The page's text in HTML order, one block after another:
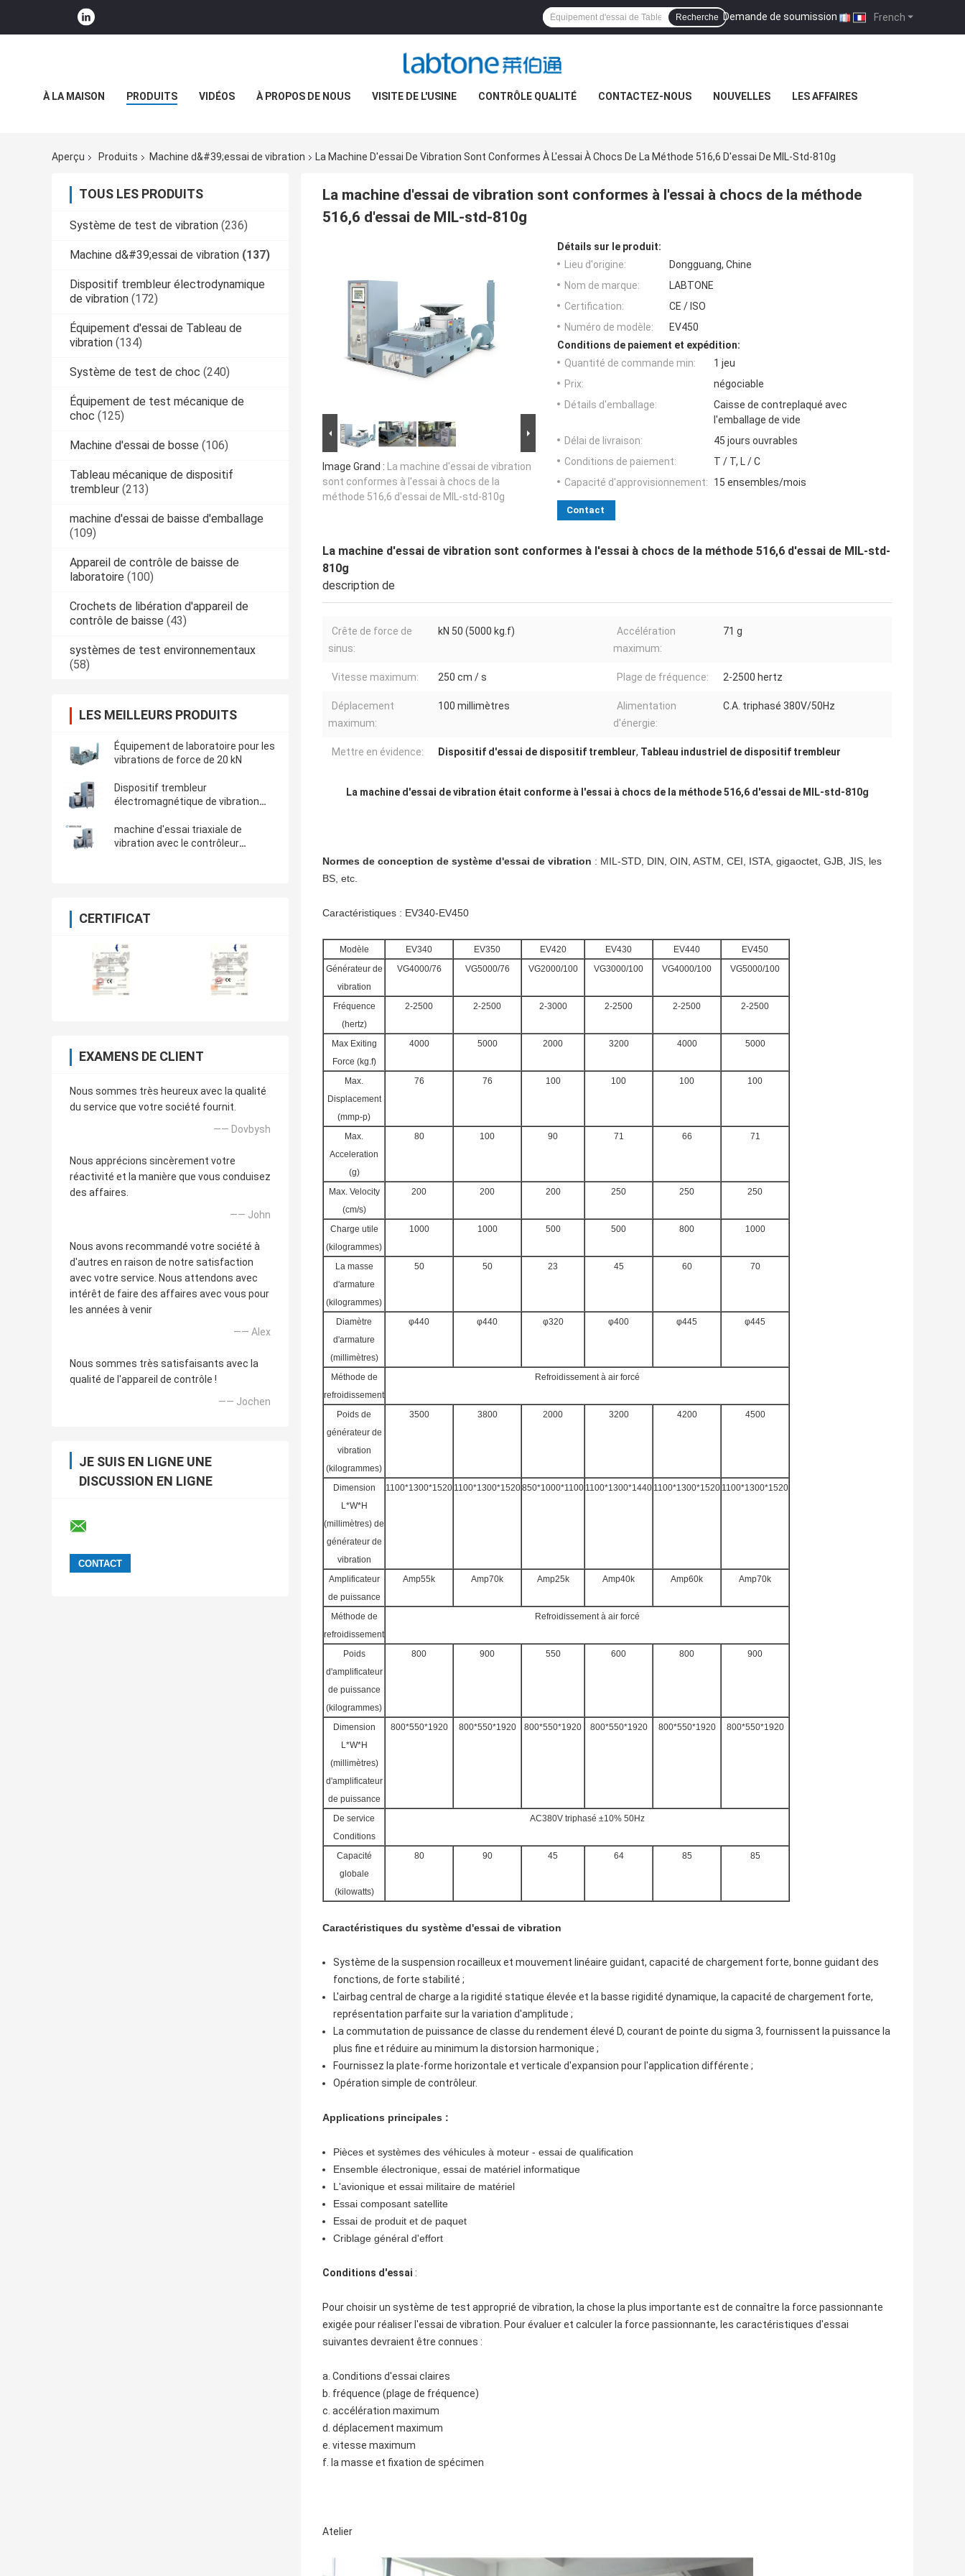
French
Demande de soumission |
Recherche
À LA MAISON PRODUITS VIDÉOS À PROPOS DE NOUS VISITE DE L'USINE CONTRÔLE QUALITÉ CONTACTEZ-NOUS NOUVELLES LES AFFAIRES
Aperçu Produits Machine d&#39;essai de vibration La Machine D'essai De Vibration Sont Conformes À L'essai À Chocs De La Méthode 516,6 D'essai De MIL-Std-810g
TOUS LES PRODUITS
Système de test de vibration (236)
Machine d&#39;essai de vibration (137)
Dispositif trembleur électrodynamique
de vibration (172)
Équipement d'essai de Tableau de
vibration (134)
Système de test de choc (240)
Équipement de test mécanique de
choc (125)
Machine d'essai de bosse (106)
Tableau mécanique de dispositif
trembleur (213)
machine d'essai de baisse d'emballage
(109)
Appareil de contrôle de baisse de
laboratoire (100)
Crochets de libération d'appareil de
contrôle de baisse (43)
systèmes de test environnementaux
(58)
LES MEILLEURS PRODUITS
Équipement de laboratoire pour les
vibrations de force de 20 kN
Dispositif trembleur
électromagnétique de vibration
vibration de produit
machine d'essai triaxiale de
vibration avec le contrôleur
CERTIFICAT
EXAMENS DE CLIENT
Nous sommes très heureux avec la qualité
du service que votre société fournit.
—— Dovbysh
Nous apprécions sincèrement votre
réactivité et la manière que vous conduisez
des affaires.
—— John
Nous avons recommandé votre société à
d'autres en raison de notre satisfaction
avec votre service. Nous attendons avec
intérêt de faire des affaires avec vous pour
les années à venir
—— Alex
Nous sommes très satisfaisants avec la
qualité de l'appareil de contrôle !
—— Jochen
JE SUIS EN LIGNE UNE
DISCUSSION EN LIGNE
La machine d'essai de vibration sont conformes à l'essai à chocs de la méthode
516,6 d'essai de MIL-std-810g
Image Grand : La machine d'essai de vibration
sont conformes à l'essai à chocs de la
méthode 516,6 d'essai de MIL-std-810g
Détails sur le produit:
Lieu d'origine:
Dongguang, Chine
Nom de marque:
LABTONE
Certification:
CE / ISO
Numéro de modèle:
EV450
Conditions de paiement et expédition:
Quantité de commande min:
1 jeu
Prix:
négociable
Détails d'emballage:
Caisse de contreplaqué avec
l'emballage de vide
Délai de livraison:
45 jours ouvrables
Conditions de paiement:
T / T, L / C
Capacité d'approvisionnement:
15 ensembles/mois
Contact
La machine d'essai de vibration sont conformes à l'essai à chocs de la méthode 516,6 d'essai de MIL-std-
810g
description de
Crête de force de
sinus:
kN 50 (5000 kg.f)
Accélération
maximum:
71 g
Vitesse maximum: 250 cm / s Plage de fréquence: 2-2500 hertz
Déplacement
maximum:
100 millimètres
Alimentation
d'énergie:
C.A. triphasé 380V/50Hz
Mettre en évidence: Dispositif d'essai de dispositif trembleur, Tableau industriel de dispositif trembleur
La machine d'essai de vibration était conforme à l'essai à chocs de la méthode 516,6 d'essai de MIL-std-810g
Normes de conception de système d'essai de vibration : MIL-STD, DIN, OIN, ASTM, CEI, ISTA, gigaoctet, GJB, JIS, les
BS, etc.
Caractéristiques : EV340-EV450
Modèle EV340 EV350 EV420 EV430 EV440
EV450
Générateur de
vibration
VG4000/76 VG5000/76 VG2000/100 VG3000/100 VG4000/100 VG5000/100
Fréquence
(hertz)
2-2500 2-2500 2-3000 2-2500 2-2500 2-2500
Max Exiting
Force (kg.f)
4000 5000 2000 3200 4000 5000
Max.
Displacement
(mmp-p)
76 76 100 100 100 100
Max.
Acceleration
(g)
80 100 90 71 66 71
Max. Velocity
(cm/s)
200 200 200 250 250 250
Charge utile
(kilogrammes)
1000 1000 500 500 800 1000
La masse
d'armature
(kilogrammes)
50 50 23 45 60 70
Diamètre
d'armature
(millimètres)
φ440 φ440 φ320 φ400 φ445 φ445
Méthode de
refroidissement
Refroidissement à air forcé
Poids de
générateur de
vibration
(kilogrammes)
3500 3800 2000 3200 4200 4500
Dimension
L*W*H
(millimètres) de
générateur de
vibration
1100*1300*1520 1100*1300*1520850*1000*1100 1100*1300*1440 1100*1300*1520 1100*1300*1520
Amplificateur
de puissance
Amp55k Amp70k Amp25k Amp40k Amp60k Amp70k
Méthode de
refroidissement
Refroidissement à air forcé
Poids
d'amplificateur
de puissance
(kilogrammes)
800 900 550 600 800 900
Dimension
L*W*H
(millimètres)
d'amplificateur
de puissance
800*550*1920 800*550*1920 800*550*1920 800*550*1920 800*550*1920 800*550*1920
De service
Conditions
AC380V triphasé ±10% 50Hz
Capacité
globale
(kilowatts)
80 90 45 64 85 85
Caractéristiques du système d'essai de vibration
Système de la suspension rocailleux et mouvement linéaire guidant, capacité de chargement forte, bonne guidant des
fonctions, de forte stabilité ;
L'airbag central de charge a la rigidité statique élevée et la basse rigidité dynamique, la capacité de chargement forte,
représentation parfaite sur la variation d'amplitude ;
La commutation de puissance de classe du rendement élevé D, courant de pointe du sigma 3, fournissent la puissance la
plus fine et réduire au minimum la distorsion harmonique ;
Fournissez la plate-forme horizontale et verticale d'expansion pour l'application différente ;
Opération simple de contrôleur.
Applications principales :
Pièces et systèmes des véhicules à moteur - essai de qualification
Ensemble électronique, essai de matériel informatique
L'avionique et essai militaire de matériel
Essai composant satellite
Essai de produit et de paquet
Criblage général d'effort
Conditions d'essai :
Pour choisir un système de test approprié de vibration, la chose la plus importante est de connaître la force passionnante
exigée pour réaliser l'essai de vibration. Pour évaluer et calculer la force passionnante, les caractéristiques d'essai
suivantes devraient être connues :
a. Conditions d'essai claires
b. fréquence (plage de fréquence)
c. accélération maximum
d. déplacement maximum
e. vitesse maximum
f. la masse et fixation de spécimen
Atelier